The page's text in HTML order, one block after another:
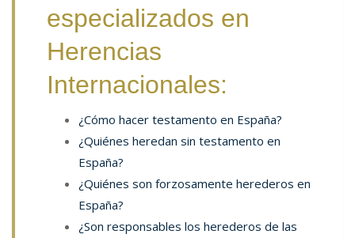
especializados en
Herencias
Internacionales:
¿Cómo hacer testamento en España?
¿Quiénes heredan sin testamento en
España?
¿Quiénes son forzosamente herederos en
España?
¿Son responsables los herederos de las